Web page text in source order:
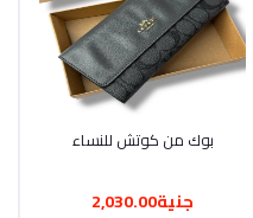
أضف إلى السلة
بوك من كوتش للنساء
جنية2,030.00